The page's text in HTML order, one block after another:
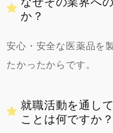
か？
安心・安全な医薬品を
たかったからです。
就職活動を通し
ことは何ですか？